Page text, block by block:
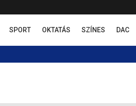
SPORT OKTATÁS SZÍNES DAC